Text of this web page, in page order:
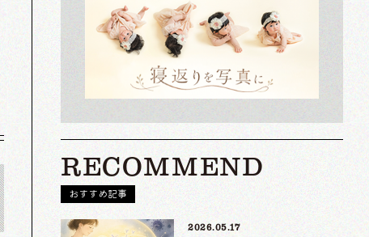
RECOMMEND
おすすめ記事
2026.05.17